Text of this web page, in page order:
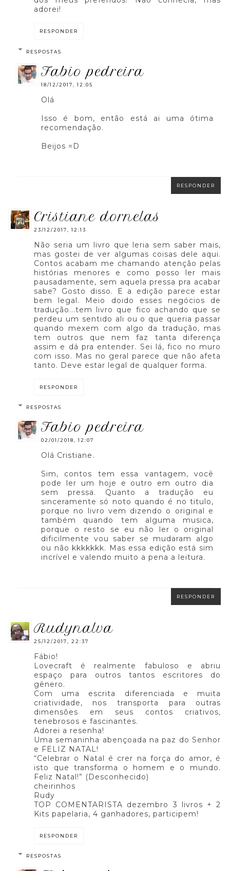
adorei!
RESPONDER
RESPOSTAS
fabio pedreira
18/12/2017, 12:05
Olá
Isso é bom, então está ai uma ótima
recomendação.
Beijos =D
RESPONDER
cristiane dornelas
23/12/2017, 12:13
Não seria um livro que leria sem saber mais,
mas gostei de ver algumas coisas dele aqui.
Contos acabam me chamando atenção pelas
histórias menores e como posso ler mais
pausadamente, sem aquela pressa pra acabar
sabe? Gosto disso. E a edição parece estar
bem legal. Meio doido esses negócios de
tradução...tem livro que fico achando que se
perdeu um sentido ali ou o que queria passar
quando mexem com algo da tradução, mas
tem outros que nem faz tanta diferença
assim e dá pra entender. Sei lá, fico no muro
com isso. Mas no geral parece que não afeta
tanto. Deve estar legal de qualquer forma.
RESPONDER
RESPOSTAS
fabio pedreira
02/01/2018, 12:07
Olá Cristiane.
Sim, contos tem essa vantagem, você
pode ler um hoje e outro em outro dia
sem pressa. Quanto a tradução eu
sinceramente só noto quando é no titulo,
porque no livro vem dizendo o original e
também quando tem alguma musica,
porque o resto se eu não ler o original
dificilmente vou saber se mudaram algo
ou não kkkkkkk. Mas essa edição está sim
incrível e valendo muito a pena a leitura.
RESPONDER
rudynalva
25/12/2017, 22:37
Fábio!
Lovecraft é realmente fabuloso e abriu
espaço para outros tantos escritores do
gênero.
Com uma escrita diferenciada e muita
criatividade, nos transporta para outras
dimensões em seus contos criativos,
tenebrosos e fascinantes.
Adorei a resenha!
Uma semaninha abençoada na paz do Senhor
e FELIZ NATAL!
“Celebrar o Natal é crer na força do amor, é
isto que transforma o homem e o mundo.
Feliz Natal!” (Desconhecido)
cheirinhos
Rudy
TOP COMENTARISTA dezembro 3 livros + 2
Kits papelaria, 4 ganhadores, participem!
RESPONDER
RESPOSTAS